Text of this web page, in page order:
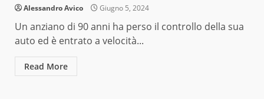
Alessandro Avico Giugno 5, 2024
Un anziano di 90 anni ha perso il controllo della sua
auto ed è entrato a velocità...
Read More